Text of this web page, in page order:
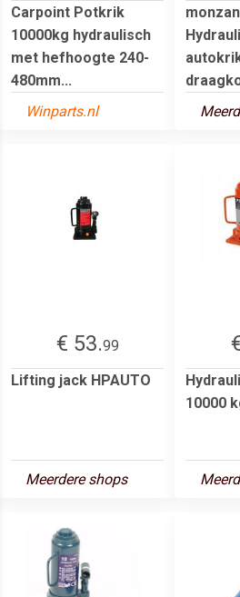
Carpoint Potkrik
10000kg hydraulisch
met hefhoogte 240-
480mm...
Winparts.nl
€ 53.99
Lifting jack HPAUTO
Meerdere shops
10000